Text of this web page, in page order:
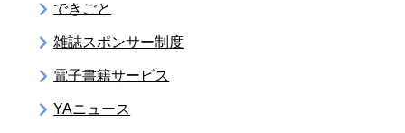
できごと
雑誌スポンサー制度
電子書籍サービス
YAニュース